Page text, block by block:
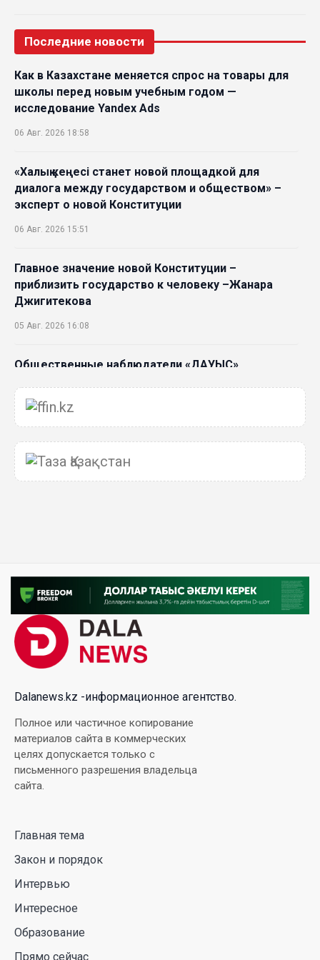
Последние новости
Как в Казахстане меняется спрос на товары для
школы перед новым учебным годом —
исследование Yandex Ads
06 Авг. 2026 18:58
«Халық кеңесі станет новой площадкой для
диалога между государством и обществом» –
эксперт о новой Конституции
06 Авг. 2026 15:51
Главное значение новой Конституции –
приблизить государство к человеку –Жанара
Джигитекова
05 Авг. 2026 16:08
Общественные наблюдатели «ДАУЫС»
Курултай
05 Авг. 2026 12:27
Новая глава для Xiaomi EV: Xiaomi представила
техническую архитектуру Xiaomi Kunlun и серию
Falcon 9: ученые готовятся к наблюдениям
03 Авг. 2026 15:49
Димаш Кудайберген выпустил клип с красивой
хореографией на народную песню
Роботы-доставщики вышли на улицы Астаны
31 Июл. 2026 10:58
В области Абай началось строительство
«EcoForest»
30 Июл. 2026 14:05
Июль и август — непростое время для
аллергиков. Как создать дома пространство, где
действительно легче дышать
29 Июл. 2026 12:18
Dalanews.kz -информационное агентство.
Полное или частичное копирование
материалов сайта в коммерческих
целях допускается только с
письменного разрешения владельца
сайта.
Главная тема
Закон и порядок
Интервью
Интересное
Образование
Прямо сейчас